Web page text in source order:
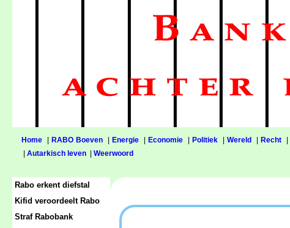
Home RABO Boeven| Energie| Economie| Politiek| Wereld Recht|
Autarkisch leven Weerwoord
Rabo erkent diefstal
Kifid veroordeelt Rabo
Straf Rabobank